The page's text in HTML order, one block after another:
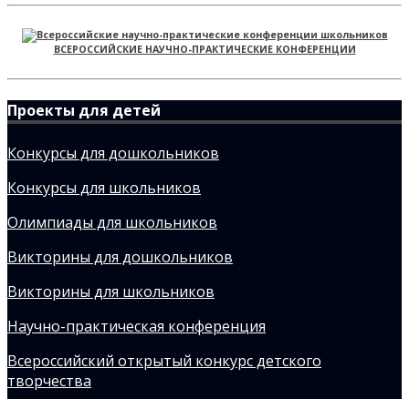
ВСЕРОССИЙСКИЕ НАУЧНО-ПРАКТИЧЕСКИЕ КОНФЕРЕНЦИИ
Проекты для детей
Конкурсы для дошкольников
Конкурсы для школьников
Олимпиады для школьников
Викторины для дошкольников
Викторины для школьников
Научно-практическая конференция
Всероссийский открытый конкурс детского
творчества